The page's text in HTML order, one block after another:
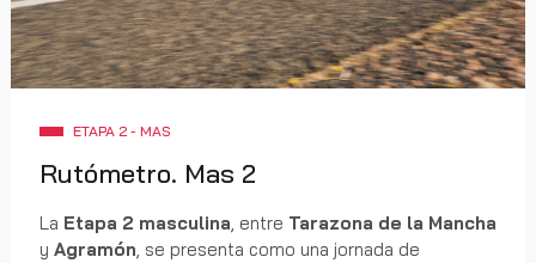
ETAPA 2 - MAS
Rutómetro. Mas 2
La Etapa 2 masculina, entre Tarazona de la Mancha
y Agramón, se presenta como una jornada de